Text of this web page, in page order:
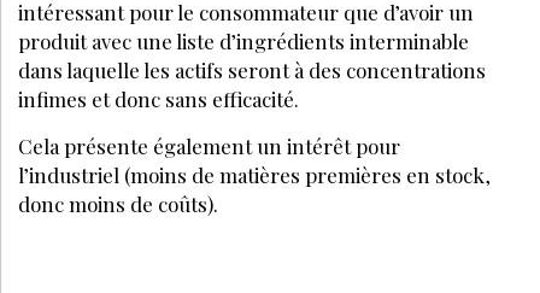
CGV-CGU
CRÉATION EANET